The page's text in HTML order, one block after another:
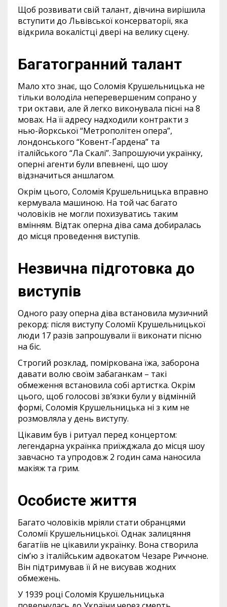
Щоб розвивати свій талант, дівчина вирішила
вступити до Львівської консерваторії, яка
відкрила вокалістці двері на велику сцену.
Багатогранний талант
Мало хто знає, що Соломія Крушельницька не
тільки володіла неперевершеним сопрано у
три октави, але й легко виконувала пісні на 8
мовах. На її адресу надходили контракти з
нью-йоркської “Метрополітен опера”,
лондонського “Ковент-Ґардена” та
італійського “Ла Скалі”. Запрошуючи українку,
оперні агенти були впевнені, що шоу
відзначиться аншлагом.
Окрім цього, Соломія Крушельницька вправно
кермувала машиною. На той час багато
чоловіків не могли похизуватись таким
вмінням. Відтак оперна діва сама добиралась
до місця проведення виступів.
Незвична підготовка до
виступів
Одного разу оперна діва встановила музичний
рекорд: після виступу Соломії Крушельницької
люди 17 разів запрошували її виконати пісню
на біс.
Строгий розклад, поміркована їжа, заборона
давати волю своїм забаганкам – такі
обмеження встановила собі артистка. Окрім
цього, щоб голосові зв’язки були у відмінній
формі, Соломія Крушельницька ні з ким не
розмовляла у день виступу.
Цікавим був і ритуал перед концертом:
легендарна українка приїжджала до місця шоу
завчасно та упродовж 2 годин сама наносила
макіяж та грим.
Особисте життя
Багато чоловіків мріяли стати обранцями
Соломії Крушельницької. Однак залицяння
багатіїв не цікавили українку. Вона створила
сім’ю з італійським адвокатом Чезаре Риччоне.
Він підтримував її й не висував жодних
обмежень.
У 1939 році Соломія Крушельницька